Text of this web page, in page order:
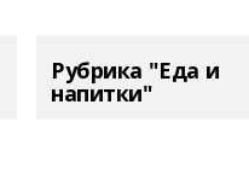
Рубрика "Еда и
напитки"